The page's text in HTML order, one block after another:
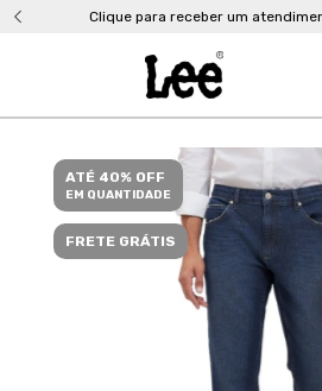
Clique para receber um
ATÉ 40% OFF
EM QUANTIDADE
FRETE GRÁTIS